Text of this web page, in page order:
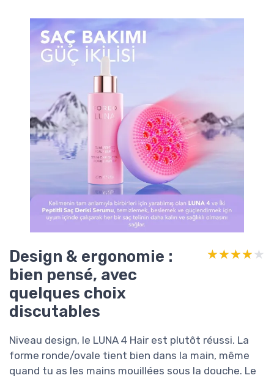
Design & ergonomie :
bien pensé, avec
quelques choix
discutables
★★★★★
★★★★★
Niveau design, le LUNA 4 Hair est plutôt réussi. La
forme ronde/ovale tient bien dans la main, même
quand tu as les mains mouillées sous la douche. Le